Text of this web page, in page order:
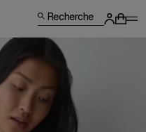
Recherche